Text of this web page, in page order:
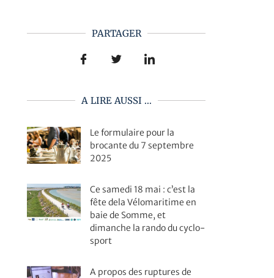
PARTAGER
A LIRE AUSSI ...
Le formulaire pour la
brocante du 7 septembre
2025
Ce samedi 18 mai : c’est la
fête dela Vélomaritime en
baie de Somme, et
dimanche la rando du cyclo-
sport
A propos des ruptures de